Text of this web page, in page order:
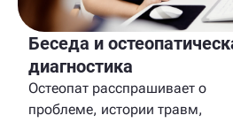
Беседа и
диагностика
Остеопат расспрашивает о
проблеме, истории травм,